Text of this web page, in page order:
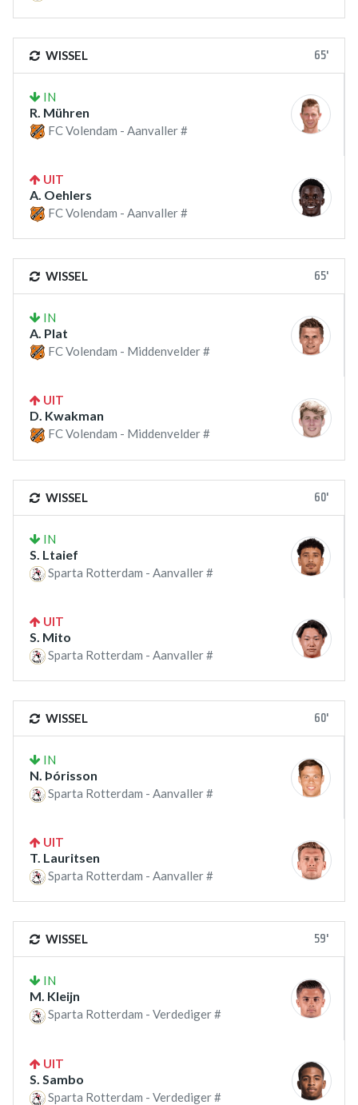
WISSEL 65'
IN
R. Mühren
FC Volendam - Aanvaller #
UIT
A. Oehlers
FC Volendam - Aanvaller #
WISSEL 65'
IN
A. Plat
FC Volendam - Middenvelder #
UIT
D. Kwakman
FC Volendam - Middenvelder #
WISSEL 60'
IN
S. Ltaief
Sparta Rotterdam - Aanvaller #
UIT
S. Mito
Sparta Rotterdam - Aanvaller #
WISSEL 60'
IN
N. Þórisson
Sparta Rotterdam - Aanvaller #
UIT
T. Lauritsen
Sparta Rotterdam - Aanvaller #
WISSEL 59'
IN
M. Kleijn
Sparta Rotterdam - Verdediger #
UIT
S. Sambo
Sparta Rotterdam - Verdediger #